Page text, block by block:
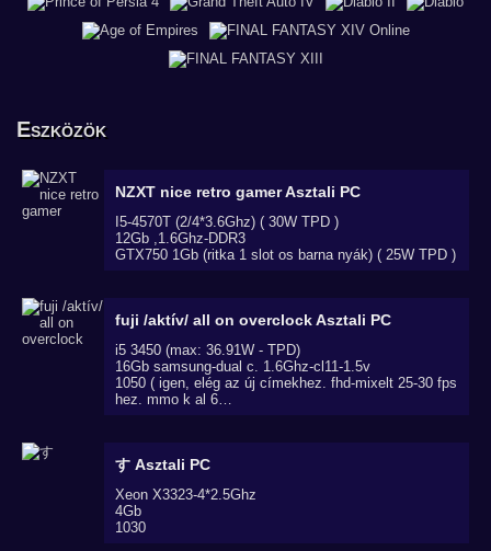
Eszközök
NZXT nice retro gamerAsztali PC
I5-4570T (2/4*3.6Ghz) ( 30W TPD )
12Gb ,1.6Ghz-DDR3
GTX750 1Gb (ritka 1 slot os barna nyák) ( 25W TPD )
fuji /aktív/ all on overclockAsztali PC
i5 3450 (max: 36.91W - TPD)
16Gb samsung-dual c. 1.6Ghz-cl11-1.5v
1050 ( igen, elég az új címekhez. fhd-mixelt 25-30 fps
hez. mmo k al 6…
す Asztali PC
Xeon X3323-4*2.5Ghz
4Gb
1030